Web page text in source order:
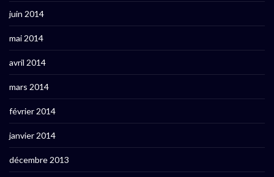
juin 2014
mai 2014
avril 2014
mars 2014
février 2014
janvier 2014
décembre 2013